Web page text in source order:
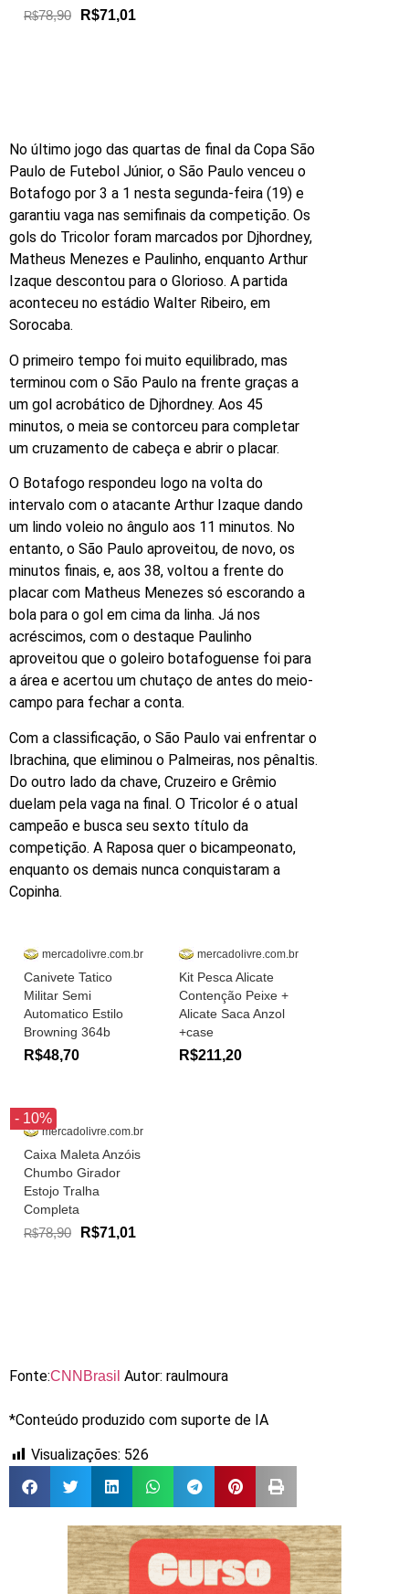
R$78,90 R$71,01
No último jogo das quartas de final da Copa São
Paulo de Futebol Júnior, o São Paulo venceu o
Botafogo por 3 a 1 nesta segunda-feira (19) e
garantiu vaga nas semifinais da competição. Os
gols do Tricolor foram marcados por Djhordney,
Matheus Menezes e Paulinho, enquanto Arthur
Izaque descontou para o Glorioso. A partida
aconteceu no estádio Walter Ribeiro, em
Sorocaba.
O primeiro tempo foi muito equilibrado, mas
terminou com o São Paulo na frente graças a
um gol acrobático de Djhordney. Aos 45
minutos, o meia se contorceu para completar
um cruzamento de cabeça e abrir o placar.
O Botafogo respondeu logo na volta do
intervalo com o atacante Arthur Izaque dando
um lindo voleio no ângulo aos 11 minutos. No
entanto, o São Paulo aproveitou, de novo, os
minutos finais, e, aos 38, voltou a frente do
placar com Matheus Menezes só escorando a
bola para o gol em cima da linha. Já nos
acréscimos, com o destaque Paulinho
aproveitou que o goleiro botafoguense foi para
a área e acertou um chutaço de antes do meio-
campo para fechar a conta.
Com a classificação, o São Paulo vai enfrentar o
Ibrachina, que eliminou o Palmeiras, nos pênaltis.
Do outro lado da chave, Cruzeiro e Grêmio
duelam pela vaga na final. O Tricolor é o atual
campeão e busca seu sexto título da
competição. A Raposa quer o bicampeonato,
enquanto os demais nunca conquistaram a
Copinha.
mercadolivre.com.br
Canivete Tatico
Militar Semi
Automatico Estilo
Browning 364b
R$48,70
mercadolivre.com.br
Kit Pesca Alicate
Contenção Peixe +
Alicate Saca Anzol
+case
R$211,20
- 10%
mercadolivre.com.br
Caixa Maleta Anzóis
Chumbo Girador
Estojo Tralha
Completa
R$78,90 R$71,01
Fonte:CNNBrasil Autor: raulmoura
*Conteúdo produzido com suporte de IA
Visualizações: 526